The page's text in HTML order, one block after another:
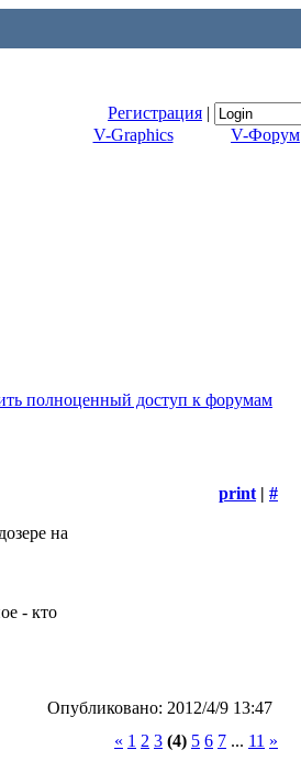
Регистрация |
V-Graphics
V-Форум
полноценный доступ к форумам
print | #
на
- кто
Опубликовано: 2012/4/9 13:47
« 1 2 3 (4) 5 6 7 ... 11 »